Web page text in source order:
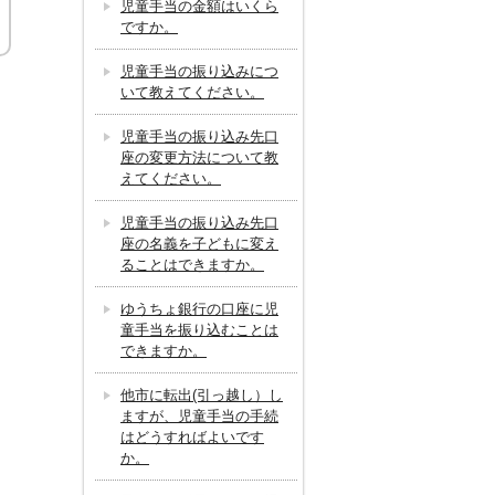
児童手当の金額はいくら
ですか。
児童手当の振り込みにつ
いて教えてください。
児童手当の振り込み先口
座の変更方法について教
えてください。
児童手当の振り込み先口
座の名義を子どもに変え
ることはできますか。
ゆうちょ銀行の口座に児
童手当を振り込むことは
できますか。
他市に転出(引っ越し）し
ますが、児童手当の手続
はどうすればよいです
か。